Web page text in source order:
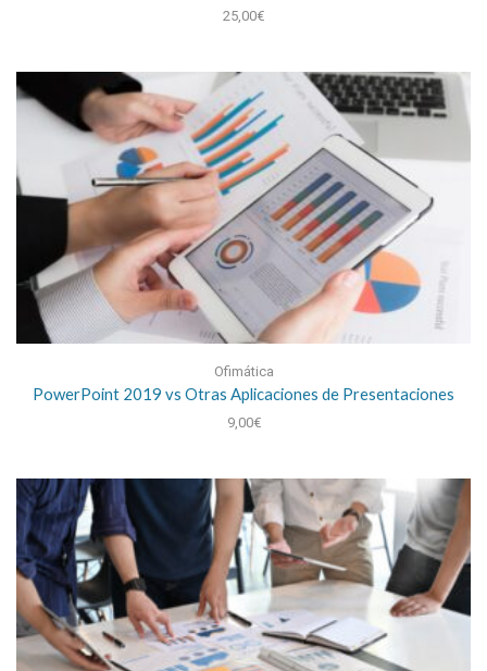
25,00€
Ofimática
PowerPoint 2019 vs Otras Aplicaciones de Presentaciones
9,00€